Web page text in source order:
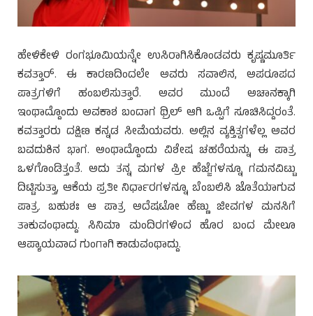
ಹೇಳಿಕೇಳಿ ರಂಗಭೂಮಿಯನ್ನೇ ಉಸಿರಾಗಿಸಿಕೊಂಡವರು ಕೃಷ್ಣಮೂರ್ತಿ
ಕವತ್ತಾರ್. ಈ ಕಾರಣದಿಂದಲೇ ಅವರು ಸವಾಲಿನ, ಅಪರೂಪದ
ಪಾತ್ರಗಳಿಗೆ ಹಂಬಲಿಸುತ್ತಾರೆ. ಅವರ ಮುಂದೆ ಅಚಾನಕ್ಕಾಗಿ
ಇಂಥಾದ್ದೊಂದು ಅವಕಾಶ ಬಂದಾಗ ಥ್ರಿಲ್ ಆಗಿ ಒಪ್ಪಿಗೆ ಸೂಚಿಸಿದ್ದರಂತೆ.
ಕವತ್ತಾರರು ದಕ್ಷಿಣ ಕನ್ನಡ ಸೀಮೆಯವರು. ಅಲ್ಲಿನ ವ್ಯಕ್ತಿತ್ವಗಳೆಲ್ಲ ಅವರ
ಬವದುಕಿನ ಭಾಗ. ಅಂಥಾದ್ದೊಂದು ವಿಶೇಷ ಚಹರೆಯನ್ನು ಈ ಪಾತ್ರ
ಒಳಗೊಂಡಿತ್ತಂತೆ. ಅದು ತನ್ನ ಮಗಳ ಪ್ರೀ ಹೆಜ್ಜೆಗಳನ್ನೂ ಗಮನವಿಟ್ಟು
ದಿಟ್ಟಿಸುತ್ತಾ, ಆಕೆಯ ಪ್ರತೀ ನಿರ್ಧಾರಗಳನ್ನೂ ಬೆಂಬಲಿಸಿ ಜೊತೆಯಾಗುವ
ಪಾತ್ರ. ಬಹುಶಃ ಆ ಪಾತ್ರ ಅದೆಷಟೋ ಹೆಣ್ಣು ಜೀವಗಳ ಮನಸಿಗೆ
ತಾಕುವಂಥಾದ್ದು. ಸಿನಿಮಾ ಮಂದಿರಗಳಿಂದ ಹೊರ ಬಂದ ಮೇಲೂ
ಆಪ್ಯಾಯವಾದ ಗುಂಗಾಗಿ ಕಾಡುವಂಥಾದ್ದು.